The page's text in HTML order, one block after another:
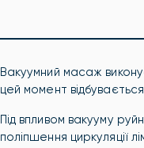
Вакуумний масаж
цей момент
Під впливом вакууму
поліпшення циркуляції